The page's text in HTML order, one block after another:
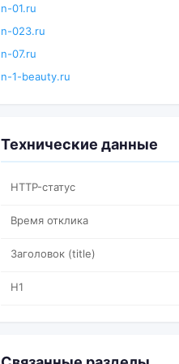
n-01.ru
n-023.ru
n-07.ru
n-1-beauty.ru
Технические данные
HTTP-статус
Время отклика
Заголовок (title)
H1